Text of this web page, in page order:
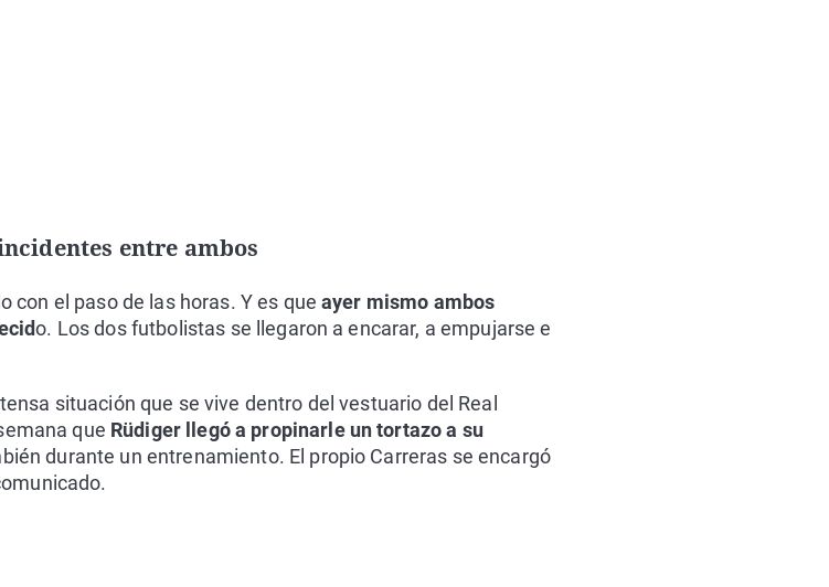
entre ambos
con el paso de las horas. Y es queayer mismo ambos
o. Los dos futbolistas se llegaron a encarar, a empujarse e
situación que se vive dentro del vestuario del Real
que Rüdiger llegó a propinarle un tortazo a su
durante un entrenamiento. El propio Carreras se encargó